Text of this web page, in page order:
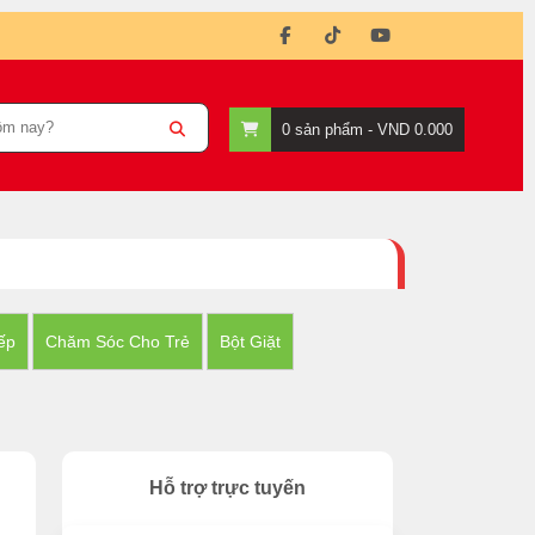
0sản phẩm - VND 0.000
Chăm Sóc Cho Trẻ Bột Giặt
Hỗ trợ trực tuyến